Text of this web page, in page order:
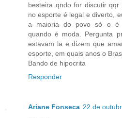
besteira qndo for discutir
no esporte é legal e diverto,
a maioria do povo só o é
quando é moda. Pergunta
estavam la e dizem que
esporte, em quais anos o
Bando de hipocrita
Responder
Ariane Fonseca 22 de